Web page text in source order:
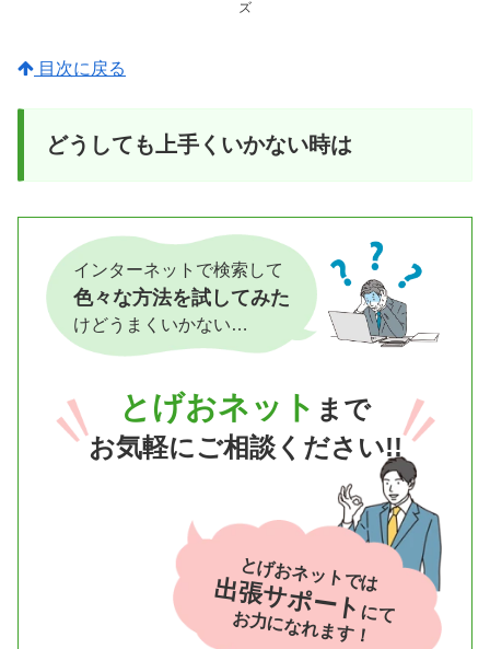
ズ
目次に戻る
どうしても上手くいかない時は
インターネットで検索して
色々な方法を試してみた
けどうまくいかない…
とげおネット まで
お気軽にご相談ください!!
とげおネットでは
出張サポートにて
お力になれます！